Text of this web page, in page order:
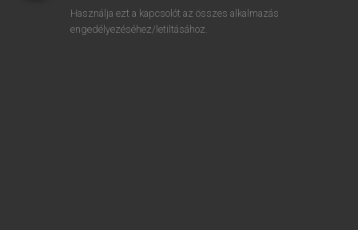
administratrix
Használja ezt a kapcsolót az összes alkalmazás
engedélyezéséhez/letiltásához.